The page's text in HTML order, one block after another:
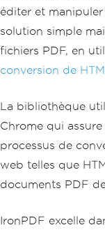
éditer et
solution simple
fichiers PDF, en
conversion de
La bibliothèque
Chrome qui
processus de
web telles que
documents PDF
IronPDF excelle